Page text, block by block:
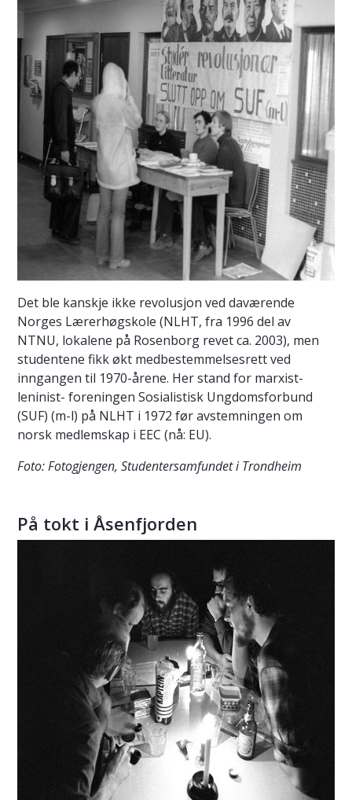
Det ble kanskje ikke revolusjon ved daværende
Norges Lærerhøgskole (NLHT, fra 1996 del av
NTNU, lokalene på Rosenborg revet ca. 2003), men
studentene fikk økt medbestemmelsesrett ved
inngangen til 1970-årene. Her stand for marxist-
leninist- foreningen Sosialistisk Ungdomsforbund
(SUF) (m-l) på NLHT i 1972 før avstemningen om
norsk medlemskap i EEC (nå: EU).
Foto: Fotogjengen, Studentersamfundet i Trondheim
På tokt i Åsenfjorden